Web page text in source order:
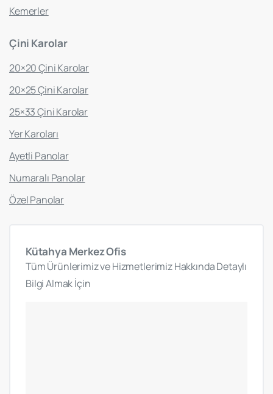
Kemerler
Çini Karolar
20×20 Çini Karolar
20×25 Çini Karolar
25×33 Çini Karolar
Yer Karoları
Ayetli Panolar
Numaralı Panolar
Özel Panolar
Kütahya MerkezOfis
Tüm Ürünlerimiz ve Hizmetlerimiz Hakkında Detaylı
Bilgi Almak İçin